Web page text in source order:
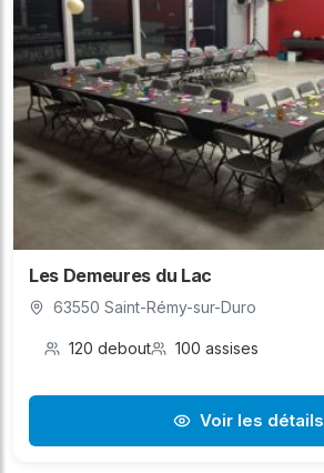
Les Demeures du Lac
63550 Saint-Rémy-sur-Duro
120 debout 100 assises
Voir les détails